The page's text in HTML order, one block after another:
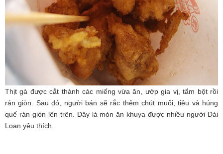
Thịt gà được cắt thành các miếng vừa ăn, ướp gia vị, tẩm bột rồi
rán giòn. Sau đó, người bán sẽ rắc thêm chút muối, tiêu và húng
quế rán giòn lên trên. Đây là món ăn khuya được nhiều người Đài
Loan yêu thích.